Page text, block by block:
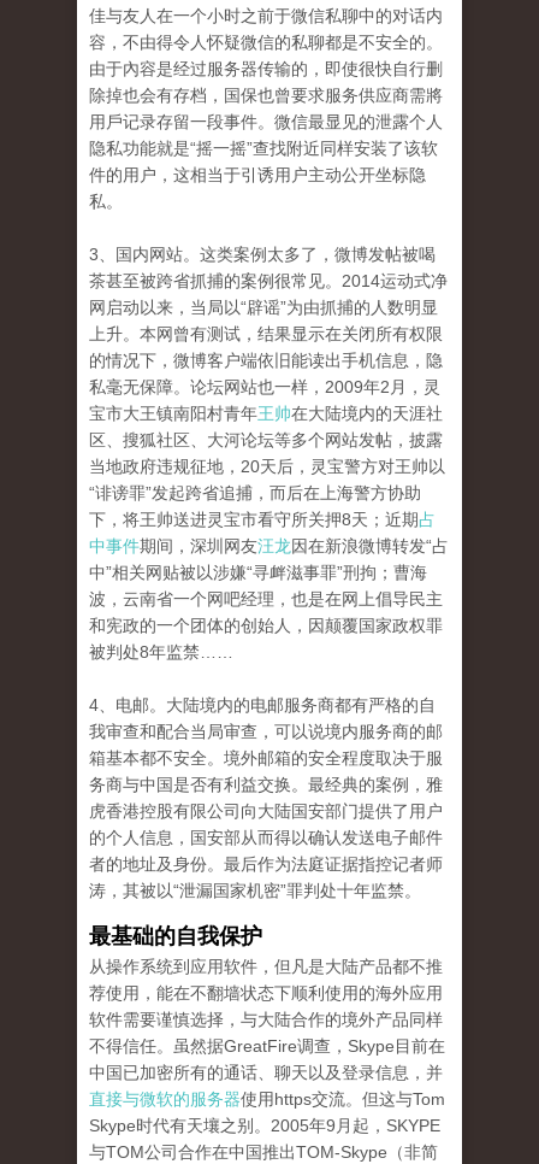
佳与友人在一个小时之前于微信私聊中的对话内
容，不由得令人怀疑微信的私聊都是不安全的。
由于內容是经过服务器传输的，即使很快自行删
除掉也会有存档，国保也曾要求服务供应商需將
用戶记录存留一段事件。微信最显见的泄露个人
隐私功能就是“摇一摇”查找附近同样安装了该软
件的用户，这相当于引诱用户主动公开坐标隐
私。
3、国内网站。这类案例太多了，微博发帖被喝
茶甚至被跨省抓捕的案例很常见。2014运动式净
网启动以来，当局以“辟谣”为由抓捕的人数明显
上升。本网曾有测试，结果显示在关闭所有权限
的情况下，微博客户端依旧能读出手机信息，隐
私毫无保障。论坛网站也一样，2009年2月，灵
宝市大王镇南阳村青年王帅在大陆境内的天涯社
区、搜狐社区、大河论坛等多个网站发帖，披露
当地政府违规征地，20天后，灵宝警方对王帅以
“诽谤罪”发起跨省追捕，而后在上海警方协助
下，将王帅送进灵宝市看守所关押8天；近期占
中事件期间，深圳网友汪龙因在新浪微博转发“占
中”相关网贴被以涉嫌“寻衅滋事罪”刑拘；曹海
波，云南省一个网吧经理，也是在网上倡导民主
和宪政的一个团体的创始人，因颠覆国家政权罪
被判处8年监禁……
4、电邮。大陆境内的电邮服务商都有严格的自
我审查和配合当局审查，可以说境内服务商的邮
箱基本都不安全。境外邮箱的安全程度取决于服
务商与中国是否有利益交换。最经典的案例，雅
虎香港控股有限公司向大陆国安部门提供了用户
的个人信息，国安部从而得以确认发送电子邮件
者的地址及身份。最后作为法庭证据指控记者师
涛，其被以“泄漏国家机密”罪判处十年监禁。
最基础的自我保护
从操作系统到应用软件，但凡是大陆产品都不推
荐使用，能在不翻墙状态下顺利使用的海外应用
软件需要谨慎选择，与大陆合作的境外产品同样
不得信任。虽然据GreatFire调查，Skype目前在
中国已加密所有的通话、聊天以及登录信息，并
直接与微软的服务器使用https交流。但这与Tom
Skype时代有天壤之别。2005年9月起，SKYPE
与TOM公司合作在中国推出TOM-Skype（非简